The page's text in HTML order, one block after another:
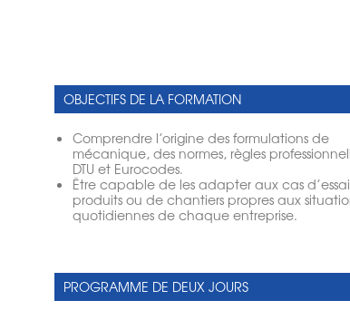
OBJECTIFS DE LA FORMATION
Comprendre l’origine des formulations de
mécanique, des normes, règles
DTU et Eurocodes.
Être capable de les adapter aux cas
produits ou de chantiers propres aux
quotidiennes de chaque entreprise.
PROGRAMME DE DEUX JOURS